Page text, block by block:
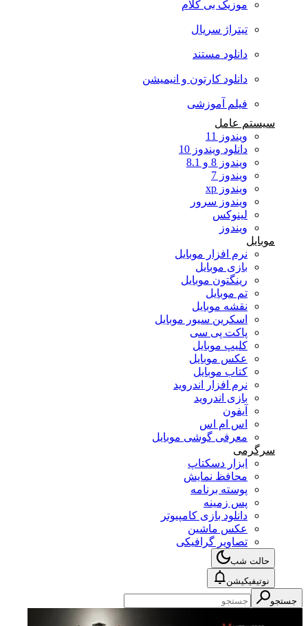
موزیک بی کلام
تیتراژ سریال
دانلود مستند
دانلود کارتون و انیمیشن
فیلم آموزشی
سیستم عامل
ویندوز 11
دانلود ویندوز 10
ویندوز 8 و 8.1
ویندوز 7
ویندوز xp
ویندوز سرور
لینوکس
ویندوز
موبایل
نرم افزار موبایل
بازی موبایل
رینگتون موبایل
تم موبایل
نقشه موبایل
اسکرین سیور موبایل
پاکت پی سی
کلیپ موبایل
عکس موبایل
کتاب موبایل
نرم افزار اندروید
بازی اندروید
آیفون
اس ام اس
معرفی گوشی موبایل
سرگرمی
ابزار دسکتاپ
محافظ نمایش
پوسته برنامه
پس زمینه
دانلود بازی کامپیوتر
عکس ماشین
تصاویر گرافیکی
حالت شب
نوتیفیکیشن
جستجو